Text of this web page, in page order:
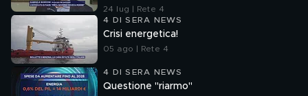
24 lug | Rete 4
4 DI SERA NEWS
Crisi energetica!
05 ago | Rete 4
4 DI SERA NEWS
Questione "riarmo"